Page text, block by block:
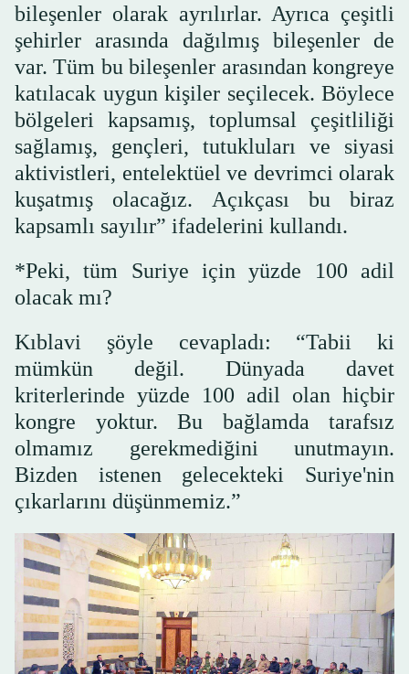
bileşenler olarak ayrılırlar. Ayrıca çeşitli
şehirler arasında dağılmış bileşenler de
var. Tüm bu bileşenler arasından kongreye
katılacak uygun kişiler seçilecek. Böylece
bölgeleri kapsamış, toplumsal çeşitliliği
sağlamış, gençleri, tutukluları ve siyasi
aktivistleri, entelektüel ve devrimci olarak
kuşatmış olacağız. Açıkçası bu biraz
kapsamlı sayılır” ifadelerini kullandı.
*Peki, tüm Suriye için yüzde 100 adil
olacak mı?
Kıblavi şöyle cevapladı: “Tabii ki
mümkün değil. Dünyada davet
kriterlerinde yüzde 100 adil olan hiçbir
kongre yoktur. Bu bağlamda tarafsız
olmamız gerekmediğini unutmayın.
Bizden istenen gelecekteki Suriye'nin
çıkarlarını düşünmemiz.”